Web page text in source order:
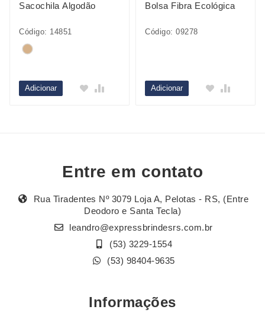
Sacochila Algodão
Código: 14851
Adicionar
Bolsa Fibra Ecológica
Código: 09278
Adicionar
Entre em contato
Rua Tiradentes Nº 3079 Loja A, Pelotas - RS, (Entre
Deodoro e Santa Tecla)
leandro@expressbrindesrs.com.br
(53) 3229-1554
(53) 98404-9635
Informações